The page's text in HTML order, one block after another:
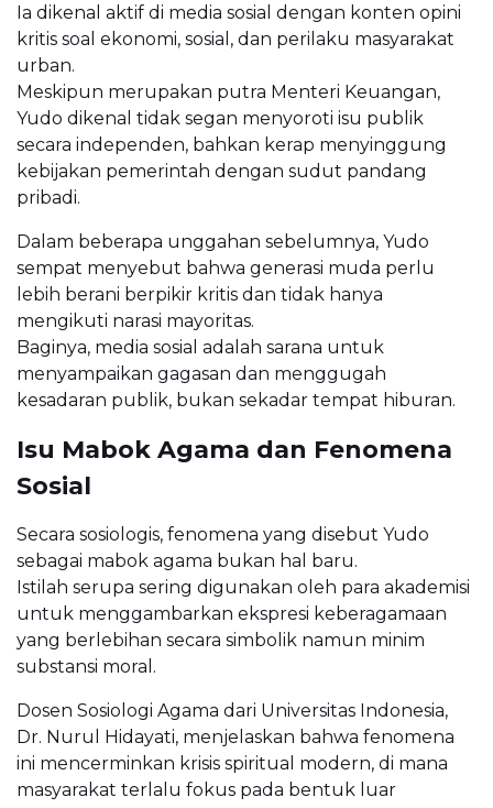
Ia dikenal aktif di media sosial dengan konten opini
kritis soal ekonomi, sosial, dan perilaku masyarakat
urban.
Meskipun merupakan putra Menteri Keuangan,
Yudo dikenal tidak segan menyoroti isu publik
secara independen, bahkan kerap menyinggung
kebijakan pemerintah dengan sudut pandang
pribadi.
Dalam beberapa unggahan sebelumnya, Yudo
sempat menyebut bahwa generasi muda perlu
lebih berani berpikir kritis dan tidak hanya
mengikuti narasi mayoritas.
Baginya, media sosial adalah sarana untuk
menyampaikan gagasan dan menggugah
kesadaran publik, bukan sekadar tempat hiburan.
Isu Mabok Agama dan Fenomena
Sosial
Secara sosiologis, fenomena yang disebut Yudo
sebagai mabok agama bukan hal baru.
Istilah serupa sering digunakan oleh para akademisi
untuk menggambarkan ekspresi keberagamaan
yang berlebihan secara simbolik namun minim
substansi moral.
Dosen Sosiologi Agama dari Universitas Indonesia,
Dr. Nurul Hidayati, menjelaskan bahwa fenomena
ini mencerminkan krisis spiritual modern, di mana
masyarakat terlalu fokus pada bentuk luar